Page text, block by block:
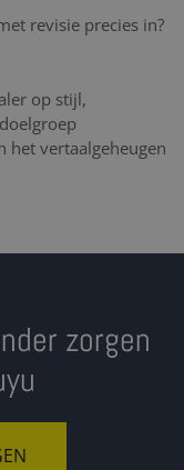
revisie precies in?
op stijl,
het vertaalgeheugen
zorgen